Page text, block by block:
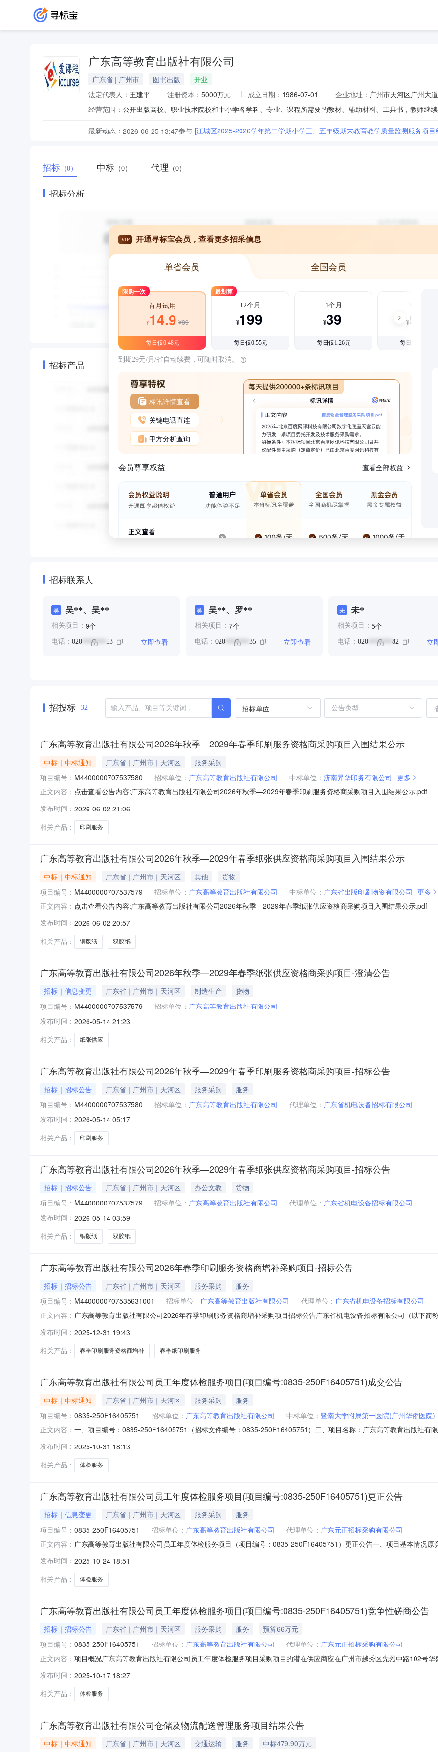
广东高等教育出版社有限公司
广东省 | 广州市 图书出版
开业
法定代表人： 王建平 注册资本： 5000万元 成立日期： 1986-07-01 企业地址： 广州市天河区广州大
经营范围：
最新动态： 2026-06-25 13:47参与 [江城区2025-2026学年第二学期小学三、五年级期末教育教学质量监测服务项目
招标 （0） 中标 （0） 代理 （0）
招标分析
招标产品
VIP 开通寻标宝会员，查看更多招采信息
单省会员 全国会员
限购一次
首月试用
¥14.9 ¥39
每日仅0.48元
最划算
12个月
¥199
每日仅0.55元
1个月
¥39
每日仅1.26元
3个月
¥99
每日仅1.08元
到期29元/月/省自动续费，可随时取消。
标讯详情查看
关键电话直连
甲方分析查询
会员尊享权益 查看全部权益
招标联系人
吴 吴**、吴**
相关项目： 9个
电话： 020 ******* 53 立即查看
吴 吴**、罗**
相关项目： 7个
电话： 020******* 35 立即查看
未 未*
相关项目： 5个
电话： 020 ******* 82 立
招投标 32 招标单位
广东高等教育出版社有限公司2026年秋季—2029年春季印刷服务资格商采购项目入围结果公示
中标｜中标通知 广东省｜广州市｜天河区
服务采购
项目编号： M4400000707537580 招标单位： 广东高等教育出版社有限公司 中标单位： 济南昇华印务有限公司 更多
正文内容： 点击查看公告内容:广东高等教育出版社有限公司2026年秋季—2029年春季印刷服务资格商采购项目入围结果公示.pdf
发布时间： 2026-06-02 21:06
相关产品：
印刷服务
广东高等教育出版社有限公司2026年秋季—2029年春季纸张供应资格商采购项目入围结果公示
中标｜中标通知 广东省｜广州市｜天河区 其他
货物
项目编号： M4400000707537579 招标单位： 广东高等教育出版社有限公司 中标单位： 广东省出版印刷物资有限公司 更多
正文内容： 点击查看公告内容:广东高等教育出版社有限公司2026年秋季—2029年春季纸张供应资格商采购项目入围结果公示.pdf
发布时间： 2026-06-02 20:57
相关产品：
铜版纸 双胶纸
广东高等教育出版社有限公司2026年秋季—2029年春季纸张供应资格商采购项目-澄清公告
招标｜信息变更 广东省｜广州市｜天河区 制造生产
货物
项目编号： M4400000707537579 招标单位： 广东高等教育出版社有限公司
发布时间： 2026-05-14 21:23
相关产品：
纸张供应
广东高等教育出版社有限公司2026年秋季—2029年春季印刷服务资格商采购项目-招标公告
招标｜招标公告 广东省｜广州市｜天河区 服务采购
服务
项目编号： M4400000707537580 招标单位： 广东高等教育出版社有限公司 代理单位： 广东省机电设备招标有限公司
发布时间： 2026-05-14 05:17
相关产品：
印刷服务
广东高等教育出版社有限公司2026年秋季—2029年春季纸张供应资格商采购项目-招标公告
招标｜招标公告 广东省｜广州市｜天河区 办公文教
货物
项目编号： M4400000707537579 招标单位： 广东高等教育出版社有限公司 代理单位： 广东省机电设备招标有限公司
发布时间： 2026-05-14 03:59
相关产品：
铜版纸 双胶纸
广东高等教育出版社有限公司2026年春季印刷服务资格商增补采购项目-招标公告
招标｜招标公告 广东省｜广州市｜天河区 服务采购
服务
项目编号： M4400000707535631001 招标单位： 广东高等教育出版社有限公司 代理单位： 广东省机电设备招标有限公司
正文内容： 广东高等教育出版社有限公司2026年春季印刷服务资格商增补采购项目招标公告广东省机电设备招标有限公司（以下简
事项如下：一、项目名称：广东高等教育出版社有限公司2026年春季印刷服务资格商增补项目二、项目编号：
内容及需求：
发布时间： 2025-12-31 19:43
相关产品：
春季印刷服务资格商增补 春季纸印刷服务
广东高等教育出版社有限公司员工年度体检服务项目(项目编号:0835-250F16405751)成交公告
中标｜中标通知 广东省｜广州市｜天河区 服务采购
服务
项目编号： 0835-250F16405751 招标单位： 广东高等教育出版社有限公司 中标单位： 暨南大学附属第一医院(广州华侨医院)
正文内容： 一、项目编号：0835-250F16405751（招标文件编号：0835-250F16405751）二、项目名称：广东高等教育出版社有
务时间服务标准1员工年度体检服务员工年度体检服务详见磋商文件要求详见磋商文件要求详见磋商文件要求五、评审专
发布时间： 2025-10-31 18:13
相关产品：
体检服务
广东高等教育出版社有限公司员工年度体检服务项目(项目编号:0835-250F16405751)更正公告
招标｜信息变更 广东省｜广州市｜天河区 服务采购
服务
项目编号： 0835-250F16405751 招标单位： 广东高等教育出版社有限公司 代理单位： 广东元正招标采购有限公司
正文内容： 广东高等教育出版社有限公司员工年度体检服务项目（项目编号：0835-250F16405751）更正公告一、项目基本情况
采购文件时间：2025年10月17日起至2025年10月24日期间（办公时间内：上午8:30至12:00
发布时间： 2025-10-24 18:51
相关产品：
体检服务
广东高等教育出版社有限公司员工年度体检服务项目(项目编号:0835-250F16405751)竞争性磋商公告
招标｜招标公告 广东省｜广州市｜天河区 服务采购 服务
预算66万元
项目编号： 0835-250F16405751 招标单位： 广东高等教育出版社有限公司 代理单位： 广东元正招标采购有限公司
正文内容： 项目概况广东高等教育出版社有限公司员工年度体检服务项目采购项目的潜在供应商应在广州市越秀区先烈中路102号
金额：人民币66.0万元（服务期三年，年度预算22.0万元/年）最高限价：人民币65.985万元/三年（人民币2
发布时间： 2025-10-17 18:27
相关产品：
体检服务
广东高等教育出版社有限公司仓储及物流配送管理服务项目结果公告
中标｜中标通知 广东省｜广州市｜天河区 交通运输 服务 中标479.90万元